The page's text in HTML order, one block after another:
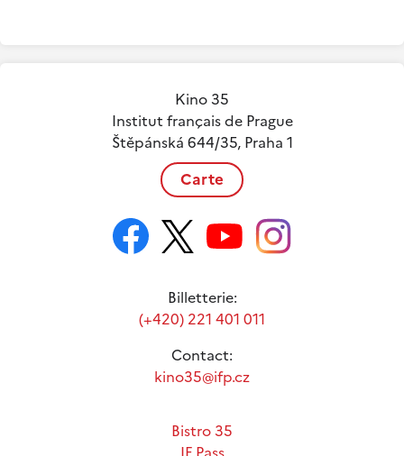
Kino 35
Institut français de Prague
Štěpánská 644/35, Praha 1
Carte
Billetterie:
(+420) 221 401 011
Contact:
kino35@ifp.cz
Bistro 35